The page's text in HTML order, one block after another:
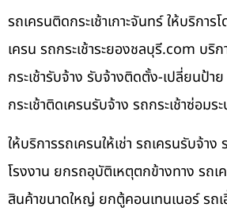
รถเครนติดกระเช้าเกาะจันทร์ ให้บริก
เครน รถกระเช้าระยองชลบุรี.com บริก
กระเช้ารับจ้าง รับจ้างติดตั้ง-เปลี่ยนป้า
กระเช้าติดเครนรับจ้าง รถกระเช้าซ่อมร
ให้บริการรถเครนให้เช่า รถเครนรับจ้า
โรงงาน ยกรถอุบัติเหตุตกข้างทาง รถ
สินค้าขนาดใหญ่ ยกตู้คอนเทนเนอร์ รถเ